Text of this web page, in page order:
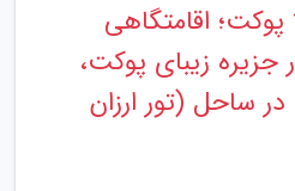
اقامتگاهی
زیبای پوکت،
ساحل (تور ارزان